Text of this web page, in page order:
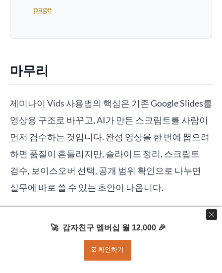
page
마무리
제미나이 Vids 사용법의 핵심은 기존 Google Slides를
영상용 구조로 바꾸고, AI가 만든 스크립트를 사람이
먼저 검수하는 것입니다. 완성 영상을 한 번에 뽑으려
하면 품질이 흔들리지만, 슬라이드 정리, 스크립트
검수, 보이스오버 선택, 공개 범위 확인으로 나누면
실무에 바로 쓸 수 있는 초안이 나옵니다.
90초 영상 초안으로 바꿔보세요. 그다음 "슬라이드를
그대로 읽는 영상"이 아니라 "핵심을 짧게 설명하는
🚀 감자친구 멤버십 월 12,000 🎉
☑️ 확인하기